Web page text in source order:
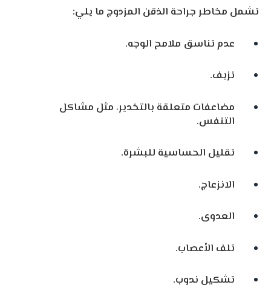
تشمل مخاطر جراحة الذقن المزدوج ما يلي:
عدم تناسق ملامح الوجه.
نزيف.
مضاعفات متعلقة بالتخدير، مثل مشاكل
التنفس.
تقليل الحساسية للبشرة.
الانزعاج.
العدوى.
تلف الأعصاب.
تشكيل ندوب.